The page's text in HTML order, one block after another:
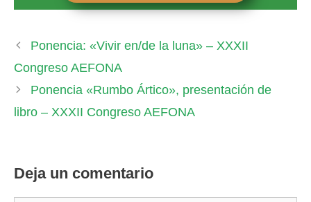
Ponencia: «Vivir en/de la luna» – XXXII
Congreso AEFONA
Ponencia «Rumbo Ártico», presentación de
libro – XXXII Congreso AEFONA
Deja un comentario